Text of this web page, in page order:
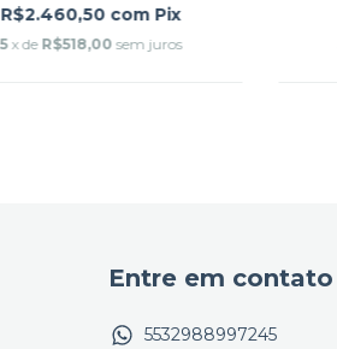
R$2.460,50 com Pix
5 x de R$518,00 sem juros
Entre em contato
5532988997245